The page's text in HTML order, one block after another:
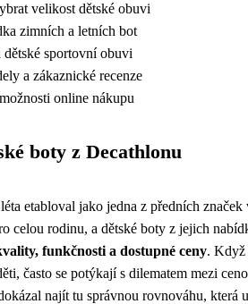
velikost dětské obuvi
zimních a letních bot
dětské sportovní obuvi
a zákaznické recenze
online nákupu
boty z Decathlonu
etabloval jako jedna z předních značek
celou rodinu, a dětské boty z jejich
funkčnosti a dostupné ceny. Když
často se potýkají s dilematem mezi
najít tu správnou rovnováhu, která